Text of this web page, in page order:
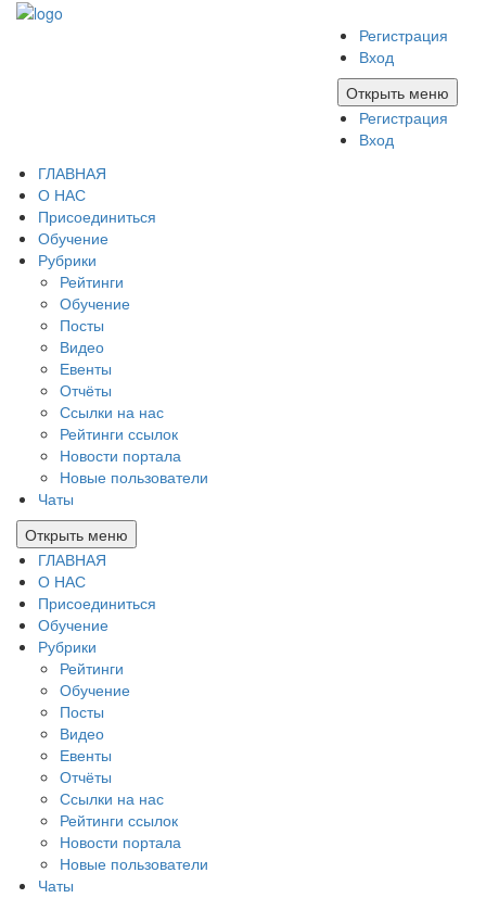
Регистрация
Вход
Открыть меню
Регистрация
Вход
ГЛАВНАЯ
О НАС
Присоединиться
Обучение
Рубрики
Рейтинги
Обучение
Посты
Видео
Евенты
Отчёты
Ссылки на нас
Рейтинги ссылок
Новости портала
Новые пользователи
Чаты
Открыть меню
ГЛАВНАЯ
О НАС
Присоединиться
Обучение
Рубрики
Рейтинги
Обучение
Посты
Видео
Евенты
Отчёты
Ссылки на нас
Рейтинги ссылок
Новости портала
Новые пользователи
Чаты